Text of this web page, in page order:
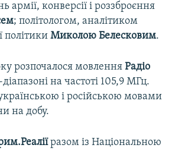
армії, конверсії і роззброєння
; політологом, аналітиком
політики Миколою Белесковим.
розпочалося мовлення Радіо
на частоті 105,9 МГц.
і російською мовами
на добу.
разом із Національною